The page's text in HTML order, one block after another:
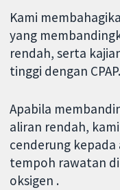
Kami
yang
rendah, serta
tinggi dengan CPAP.
Apabila
aliran rendah,
cenderung
tempoh rawatan
oksigen .